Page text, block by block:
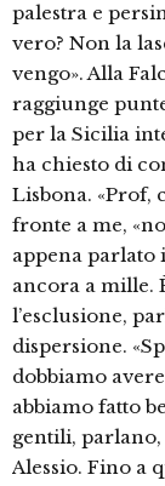
palestra e
vero? Non la
vengo». Alla
raggiunge
per la Sicilia
ha chiesto di
Lisbona. «Prof,
fronte a me,
appena parlato
ancora a mille.
l’esclusione,
dispersione.
dobbiamo
abbiamo fatto
gentili,
Alessio. Fino a